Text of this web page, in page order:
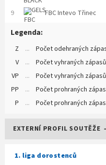
9
FBC Intevo Třinec
Legenda:
Z ...
Počet odehraných
V
...
Počet vyhraných zápasů
VP
...
Počet vyhraných
PP
...
Počet prohraných
P
... Počet prohraných
EXTERNÍ PROFIL SOUTĚŽE
1. liga dorostenců